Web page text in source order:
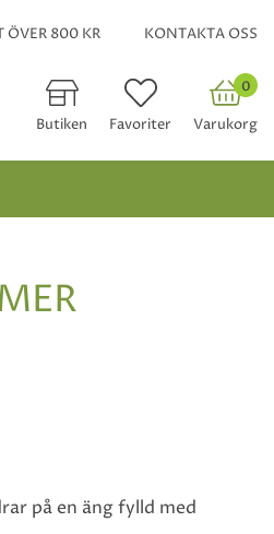
ÖVER 800 KR KONTAKTA OSS
Butiken Favoriter
0
Varukorg
på en äng fylld med